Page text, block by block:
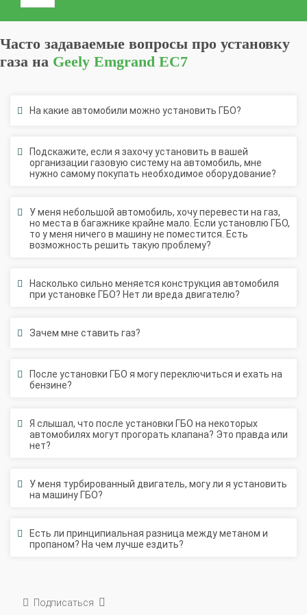
газа наGeely Emgrand EC7
организации газовую систему на автомобиль, мне
нужно самому покупать необходимое оборудование?
но места в багажнике крайне мало. Если установлю ГБО,
то у меня ничего в машину не поместится. Есть
возможность решить такую проблему?
при установке ГБО? Нет ли вреда двигателю?
бензине?
автомобилях могут прогорать клапана? Это правда или
нет?
на машину ГБО?
пропаном? На чем лучше ездить?